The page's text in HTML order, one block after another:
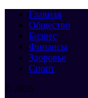
Главная
Общество
Бизнес
Финансы
Здоровье
Спорт
© 2026